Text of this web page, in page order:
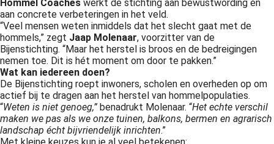
Hommel Coaches werkt de stichting aan bewustwording én
aan concrete verbeteringen in het veld.
“Veel mensen weten inmiddels dat het slecht gaat met de
hommels,” zegt Jaap Molenaar, voorzitter van de
Bijenstichting. “Maar het herstel is broos en de bedreigingen
nemen toe. Dit is hét moment om door te pakken.”
Wat kan iedereen doen?
De Bijenstichting roept inwoners, scholen en overheden op om
actief bij te dragen aan het herstel van hommelpopulaties.
“Weten is niet genoeg,” benadrukt Molenaar. “Het echte verschil
maken we pas als we onze tuinen, balkons, bermen en agrarisch
landschap écht bijvriendelijk inrichten.”